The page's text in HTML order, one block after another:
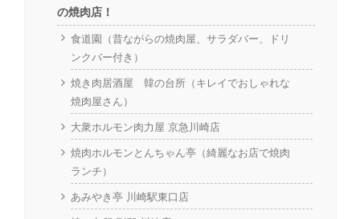
の焼肉店！
食道園（昔ながらの焼肉屋、サラダバー、ドリ
ンクバー付き）
焼き肉居酒屋 韓の台所（キレイでおしゃれな
焼肉屋さん）
大衆ホルモン肉力屋 京急川崎店
焼肉ホルモンとんちゃん亭（綺麗なお店で焼肉
ランチ）
あみやき亭 川崎駅東口店